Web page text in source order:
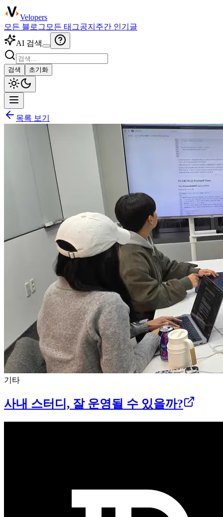
Velopers
모든 블로그 모든 태그공지 주간 인기글
AI 검색
검색 초기화
목록 보기
기타
사내 스터디, 잘 운영될 수 있을까?